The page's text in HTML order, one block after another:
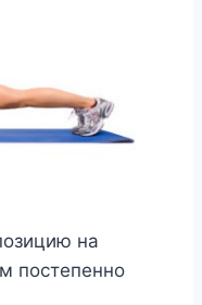
на
постепенно